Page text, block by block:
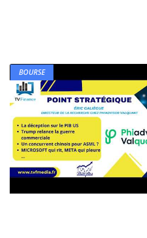
BOURSE